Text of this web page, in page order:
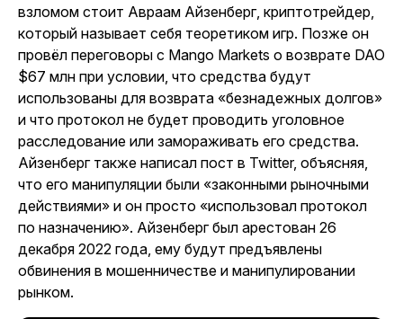
взломом стоит Авраам Айзенберг, криптотрейдер,
который называет себя теоретиком игр. Позже он
провёл переговоры с Mango Markets о возврате DAO
$67 млн при условии, что средства будут
использованы для возврата «безнадежных долгов»
и что протокол не будет проводить уголовное
расследование или замораживать его средства.
Айзенберг также написал пост в Twitter, объясняя,
что его манипуляции были «законными рыночными
действиями» и он просто «использовал протокол
по назначению». Айзенберг был арестован 26
декабря 2022 года, ему будут предъявлены
обвинения в мошенничестве и манипулировании
рынком.